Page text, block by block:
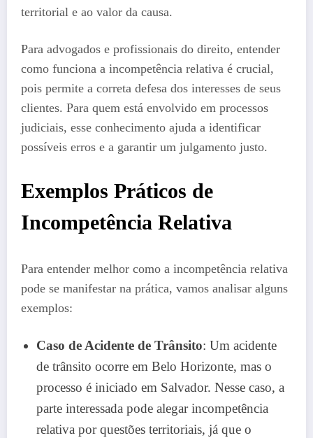
territorial e ao valor da causa.
Para advogados e profissionais do direito, entender
como funciona a incompetência relativa é crucial,
pois permite a correta defesa dos interesses de seus
clientes. Para quem está envolvido em processos
judiciais, esse conhecimento ajuda a identificar
possíveis erros e a garantir um julgamento justo.
Exemplos Práticos de
Incompetência Relativa
Para entender melhor como a incompetência relativa
pode se manifestar na prática, vamos analisar alguns
exemplos:
Caso de Acidente de Trânsito: Um acidente
de trânsito ocorre em Belo Horizonte, mas o
processo é iniciado em Salvador. Nesse caso, a
parte interessada pode alegar incompetência
relativa por questões territoriais, já que o